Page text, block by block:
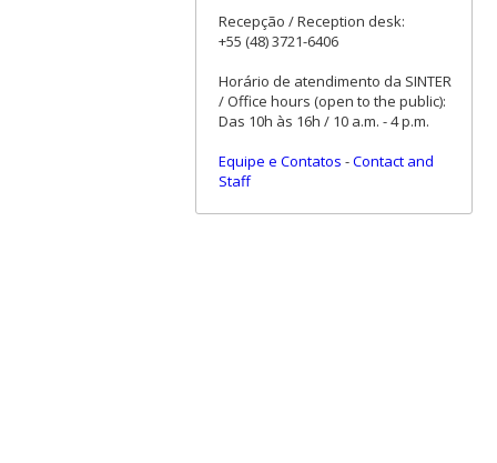
Recepção / Reception desk:
+55 (48) 3721-6406
Horário de atendimento da SINTER
/ Office hours (open to the public):
Das 10h às 16h / 10 a.m. - 4 p.m.
Equipe e Contatos -Contact and
Staff